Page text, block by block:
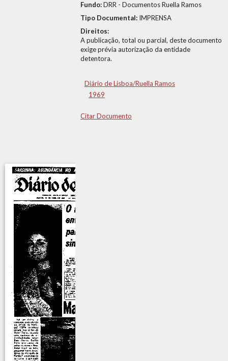
Fundo:DRR - Documentos Ruella Ramos
Tipo Documental: IMPRENSA
Direitos:
A publicação, total ou parcial, deste documento
exige prévia autorização da entidade
detentora.
Diário de Lisboa/Ruella Ramos
1969
Citar Documento